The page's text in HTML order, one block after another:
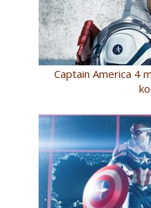
Captain America 4